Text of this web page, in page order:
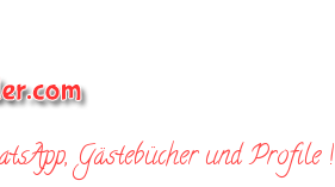
Gästebücher und Profile !